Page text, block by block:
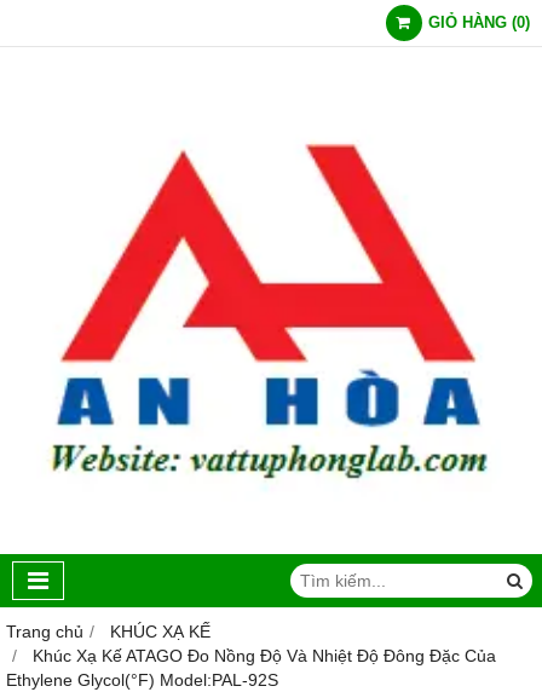
GIỎ HÀNG (0)
Trang chủ
KHÚC XẠ KẾ
Khúc Xạ Kế ATAGO Đo Nồng Độ Và Nhiệt Độ Đông Đặc Của
Ethylene Glycol(°F) Model:PAL-92S